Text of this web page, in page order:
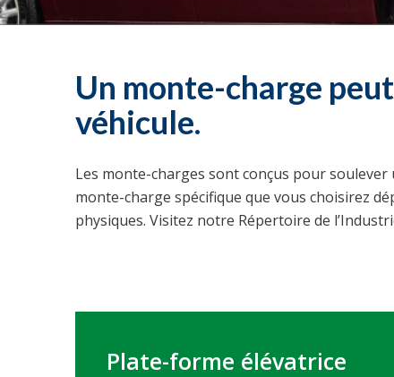
Un monte-charge
véhicule.
Les monte-charges sont conçus pour
monte-charge spécifique que vous choisirez
physiques. Visitez notre Répertoire de
Plate-forme élévatrice